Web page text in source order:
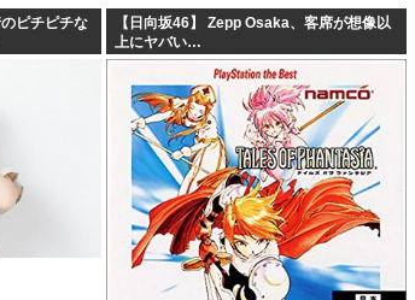
ピチピチな
【日向坂46】 Zepp Osaka、客席が想像以
上にヤバい…